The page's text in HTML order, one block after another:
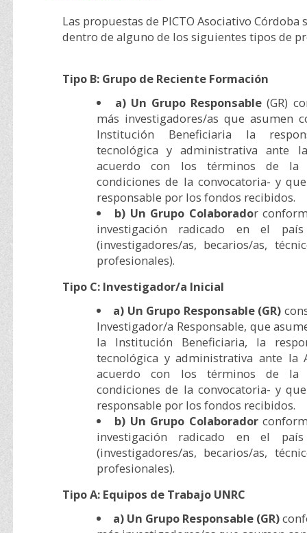
Las propuestas de PICTO Asociativo Córdoba
dentro de alguno de los siguientes tipos de
Tipo B: Grupo de Reciente Formación
a) Un Grupo Responsable (GR)
más investigadores/as que asumen
Institución Beneficiaria la
tecnológica y administrativa ante
acuerdo con los términos de la
condiciones de la convocatoria- y
responsable por los fondos recibidos.
b) Un Grupo Colaborador
investigación radicado en el
(investigadores/as, becarios/as,
profesionales).
Tipo C: Investigador/a Inicial
a) Un Grupo Responsable (GR)
Investigador/a Responsable, que
la Institución Beneficiaria, la
tecnológica y administrativa ante la
acuerdo con los términos de la
condiciones de la convocatoria- y
responsable por los fondos recibidos.
b) Un Grupo Colaborador
investigación radicado en el
(investigadores/as, becarios/as,
profesionales).
Tipo A: Equipos de Trabajo UNRC
a) Un Grupo Responsable (GR)